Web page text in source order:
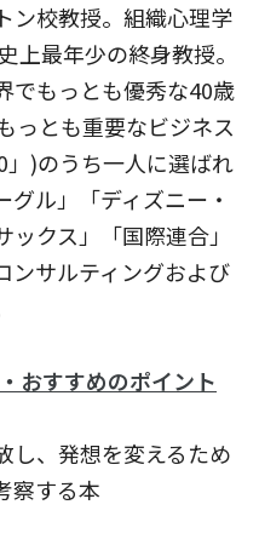
ン校教授。組織心理学
上最年少の終身教授。
でもっとも優秀な40歳
っとも重要なビジネス
)のうち一人に選ばれ
ル」「ディズニー・
クス」「国際連合」
ンサルティングおよび
おすすめのポイント
し、発想を変えるため
察する本